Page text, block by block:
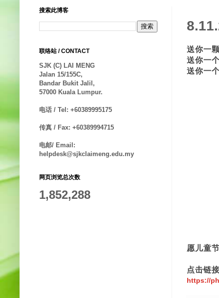
送你一
送你一
送你一
愿儿童
点击链
https://
搜索此博客
联络站 / CONTACT
SJK (C) LAI MENG
Jalan 15/155C,
Bandar Bukit Jalil,
57000 Kuala Lumpur.
电话 / Tel: +60389995175
传真 / Fax: +60389994715
电邮/ Email:
helpdesk@sjkclaimeng.edu.my
网页浏览总次数
1,852,288